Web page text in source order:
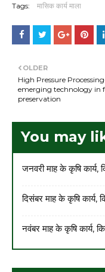
Tags: मासिक कार्य माला
OLDER
High Pressure
emerging technology in
preservation
You may
जनवरी माह के कृषि कार्य,
दिसंबर माह के कृषि कार्य,
नवंबर माह के कृषि कार्य,